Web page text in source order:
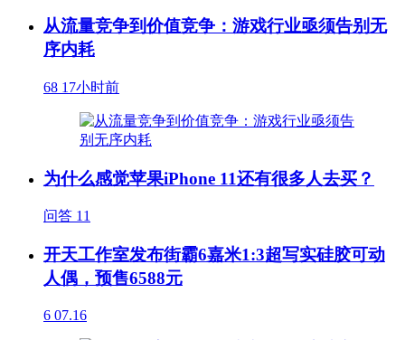
从流量竞争到价值竞争：游戏行业亟须告别无
序内耗
68 17小时前
为什么感觉苹果iPhone 11还有很多人去买？
问答 11
开天工作室发布街霸6嘉米1:3超写实硅胶可动
人偶，预售6588元
6 07.16